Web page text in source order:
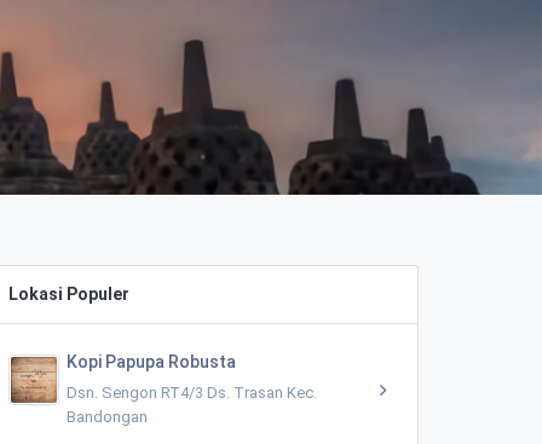
Lokasi Populer
Kopi Papupa Robusta
Dsn. Sengon RT4/3 Ds. Trasan Kec.
Bandongan